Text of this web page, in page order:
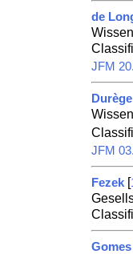
de
JFM
Durège
JFM
Fezek [
Gomes